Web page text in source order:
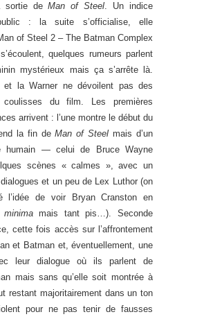
sortie deMan of Steel. Un indice
: la suite s’officialise, elle
of Steel 2 – The Batman Complex
quelques rumeurs parlent
mystérieux mais ça s’arrête là.
et la Warner ne dévoilent pas des
du film. Les premières
arrivent : l’une montre le début du
la fin deMan of Steel mais d’un
humain — celui de Bruce Wayne
scènes « calmes », avec un
et un peu de Lex Luthor (on
l’idée de voir Bryan Cranston en
mais tant pis…). Seconde
cette fois accès sur l’affrontement
et Batman et, éventuellement, une
leur dialogue où ils parlent de
mais sans qu’elle soit montrée à
restant majoritairement dans un ton
pour ne pas tenir de fausses